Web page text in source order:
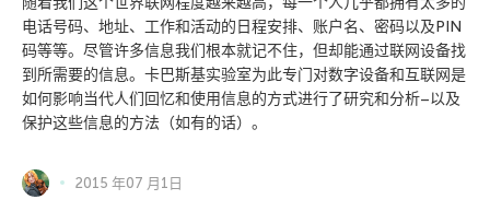
电话号码、地址、工作和活动的日程安排、账户名、密码以及PIN
码等等。尽管许多信息我们根本就记不住，但却能通过联网设备找
到所需要的信息。卡巴斯基实验室为此专门对数字设备和互联网是
如何影响当代人们回忆和使用信息的方式进行了研究和分析–以及
保护这些信息的方法（如有的话）。
2015 年07 月1日